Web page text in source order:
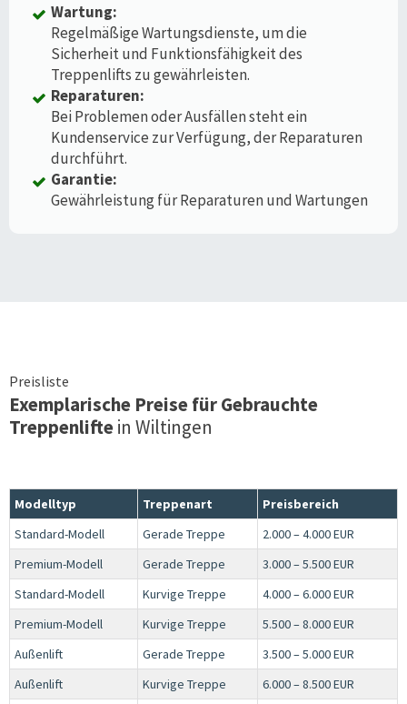
Wartung:
Regelmäßige Wartungsdienste, um die
Sicherheit und Funktionsfähigkeit des
Treppenlifts zu gewährleisten.
Reparaturen:
Bei Problemen oder Ausfällen steht ein
Kundenservice zur Verfügung, der Reparaturen
durchführt.
Garantie:
Gewährleistung für Reparaturen und Wartungen
Preisliste
Exemplarische Preise für Gebrauchte
Treppenliftein Wiltingen
Modelltyp Treppenart
Preisbereich
Standard-Modell
Gerade Treppe
2.000 – 4.000 EUR
Premium-Modell
Gerade Treppe
3.000 – 5.500 EUR
Standard-Modell
Kurvige Treppe
4.000 – 6.000 EUR
Premium-Modell
Kurvige Treppe
5.500 – 8.000 EUR
Außenlift
Gerade Treppe
3.500 – 5.000 EUR
Außenlift
Kurvige Treppe
6.000 – 8.500 EUR